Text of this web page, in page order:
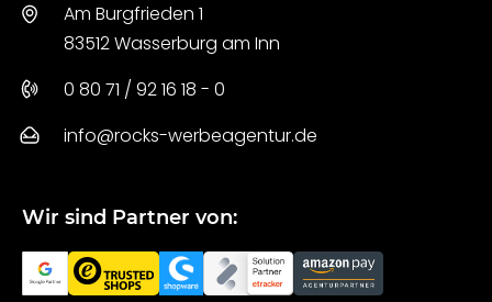
Am Burgfrieden 1
83512 Wasserburg am Inn
0 80 71 / 92 16 18 - 0
info@rocks-werbeagentur.de
Wir sind Partner von: